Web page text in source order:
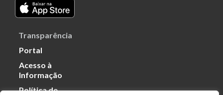
Transparência
Portal
Acesso à
Informação
Política de